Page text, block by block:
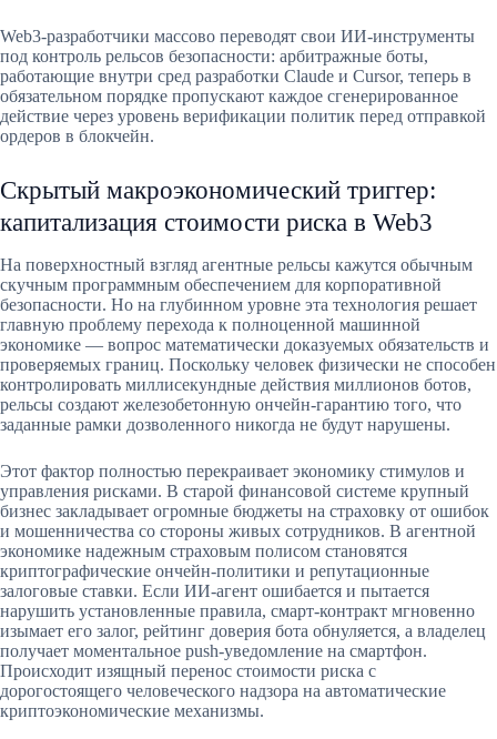
Web3-разработчики массово переводят свои ИИ-инструменты
под контроль рельсов безопасности: арбитражные боты,
работающие внутри сред разработки Claude и Cursor, теперь в
обязательном порядке пропускают каждое сгенерированное
действие через уровень верификации политик перед отправкой
ордеров в блокчейн.
Скрытый макроэкономический триггер:
капитализация стоимости риска в Web3
На поверхностный взгляд агентные рельсы кажутся обычным
скучным программным обеспечением для корпоративной
безопасности. Но на глубинном уровне эта технология решает
главную проблему перехода к полноценной машинной
экономике — вопрос математически доказуемых обязательств и
проверяемых границ. Поскольку человек физически не способен
контролировать миллисекундные действия миллионов ботов,
рельсы создают железобетонную ончейн-гарантию того, что
заданные рамки дозволенного никогда не будут нарушены.
Этот фактор полностью перекраивает экономику стимулов и
управления рисками. В старой финансовой системе крупный
бизнес закладывает огромные бюджеты на страховку от ошибок
и мошенничества со стороны живых сотрудников. В агентной
экономике надежным страховым полисом становятся
криптографические ончейн-политики и репутационные
залоговые ставки. Если ИИ-агент ошибается и пытается
нарушить установленные правила, смарт-контракт мгновенно
изымает его залог, рейтинг доверия бота обнуляется, а владелец
получает моментальное push-уведомление на смартфон.
Происходит изящный перенос стоимости риска с
дорогостоящего человеческого надзора на автоматические
криптоэкономические механизмы.